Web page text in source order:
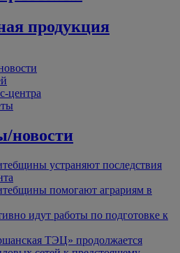
продукция
центра
новости
устраняют последствия
помогают аграриям в
идут работы по подготовке к
ТЭЦ» продолжается